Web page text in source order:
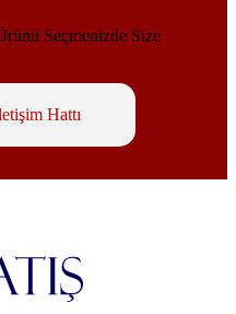
Seçmenizde Size
Hattı